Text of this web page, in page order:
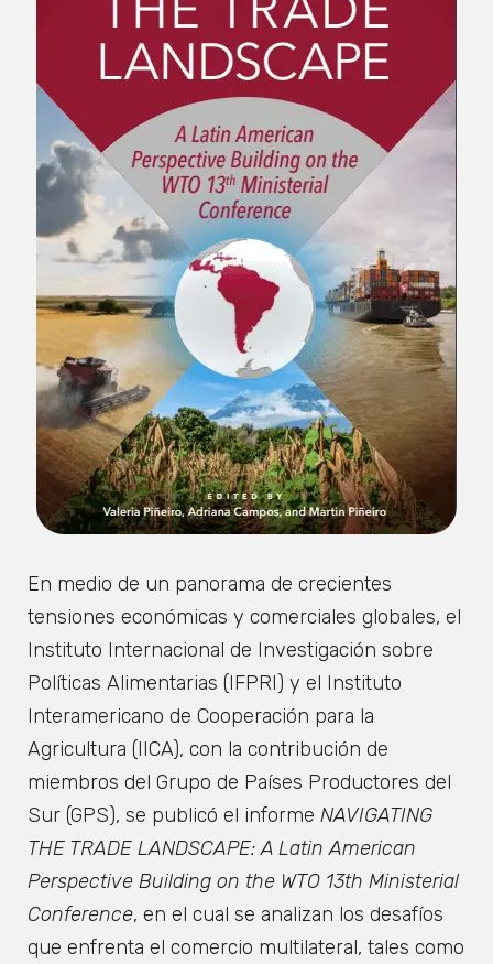
En medio de un panorama de crecientes
tensiones económicas y comerciales globales, el
Instituto Internacional de Investigación sobre
Políticas Alimentarias (IFPRI) y el Instituto
Interamericano de Cooperación para la
Agricultura (IICA), con la contribución de
miembros del Grupo de Países Productores del
Sur (GPS), se publicó el informe NAVIGATING
THE TRADE LANDSCAPE: A Latin American
Perspective Building on the WTO 13th Ministerial
Conference, en el cual se analizan los desafíos
que enfrenta el comercio multilateral, tales como